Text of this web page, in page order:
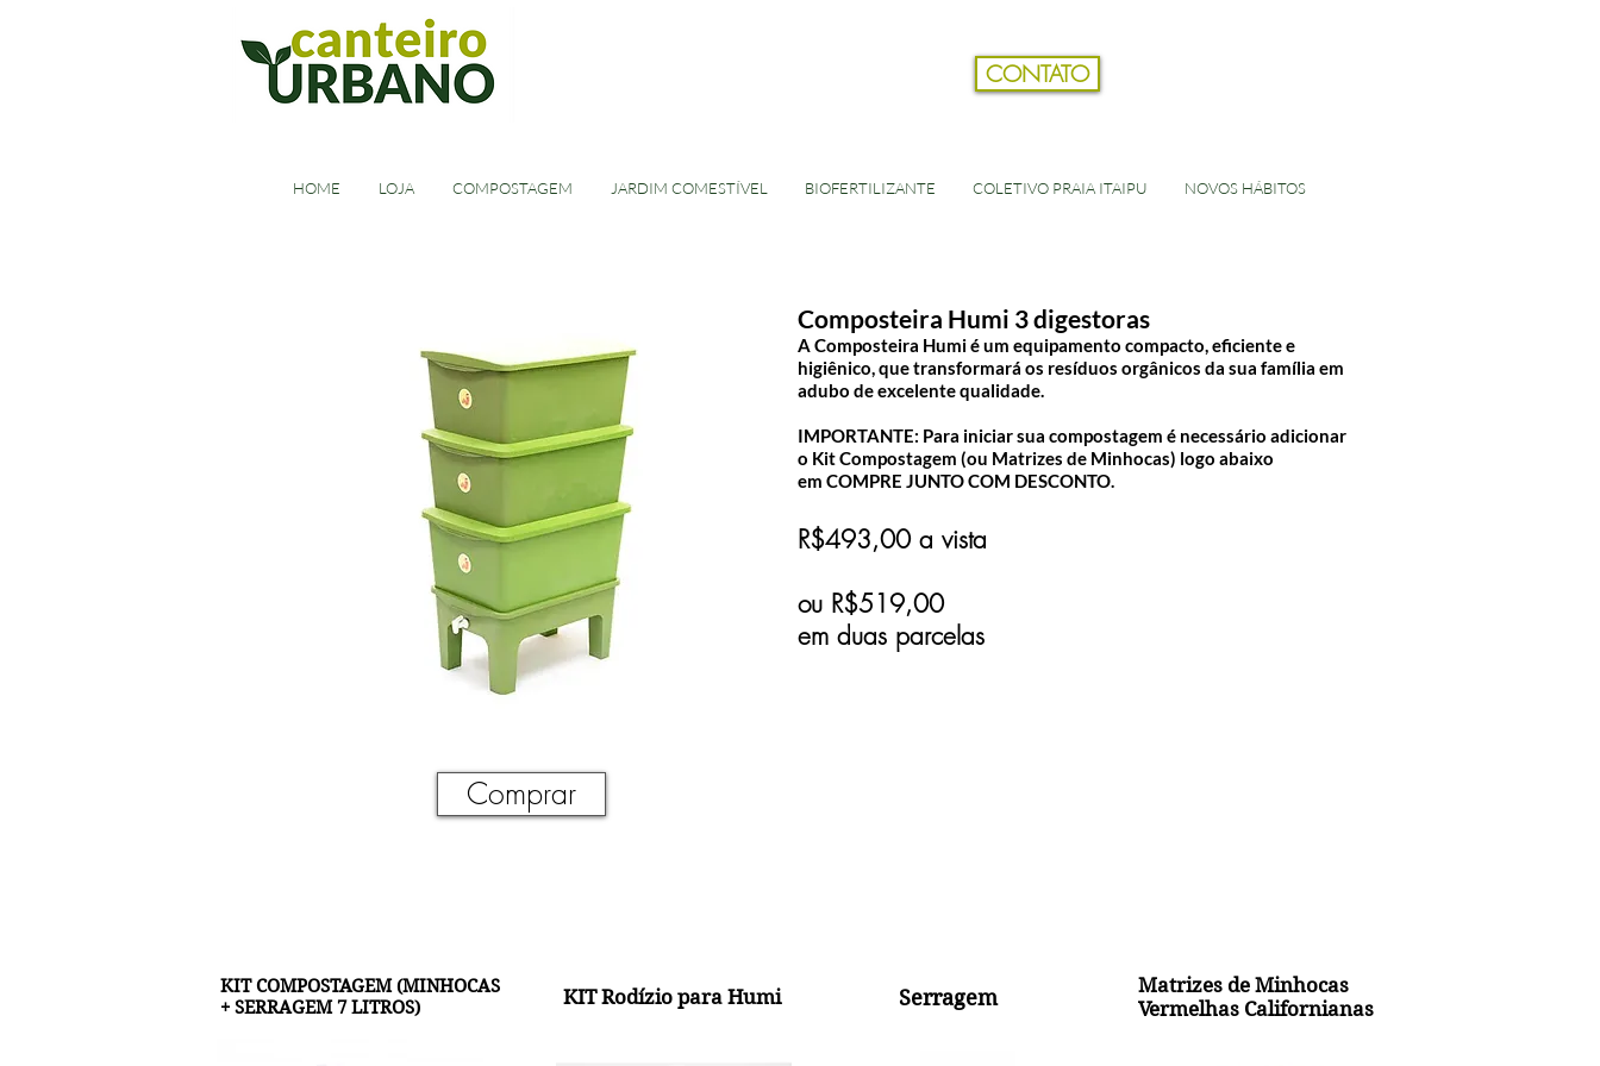
CONTATO
HOME LOJA COMPOSTAGEM JARDIM COMESTÍVEL BIOFERTILIZANTE COLETIVO PRAIA ITAIPU NOVOS HÁBITOS
Composteira Humi 3 digestoras
A Composteira Humi é um equipamento compacto, eficiente e
higiênico, que transformará os resíduos orgânicos da sua família em
adubo de excelente qualidade.
IMPORTANTE: Para iniciar sua compostagem é necessário adicionar
o Kit Compostagem (ou Matrizes de Minhocas) logo abaixo
em COMPRE JUNTO COM DESCONTO.
R$493,00 a vista
ou R$519,00
em duas parcelas
Comprar
KIT COMPOSTAGEM (MINHOCAS
+ SERRAGEM 7 LITROS)
KIT Rodízio para Humi Serragem
Matrizes de Minhocas
Vermelhas Californianas